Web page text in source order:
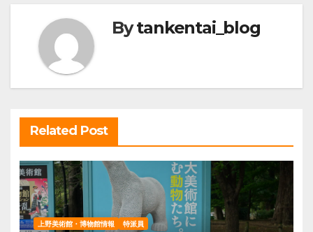
ゲ
ー
シ
ョ
ン
Bytankentai_blog
Related Post
上野美術館・博物館情報 特派員